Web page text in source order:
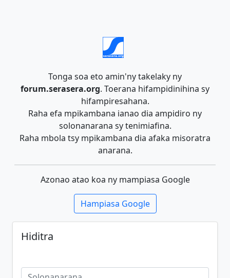
Tonga soa eto amin'ny takelaky ny
forum.serasera.org. Toerana hifampidinihina sy
hifampiresahana.
Raha efa mpikambana ianao dia ampidiro ny
solonanarana sy tenimiafina.
Raha mbola tsy mpikambana dia afaka misoratra
anarana.
Azonao atao koa ny mampiasa Google
Hampiasa Google
Hiditra